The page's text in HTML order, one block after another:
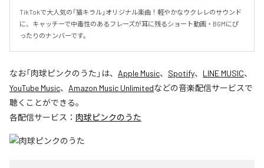
TikTokで大人気の「猫キラル」オリジナル楽曲！軽やかなウクレレのサウンド
に、キャッチーで中毒性のあるフレーズが耳に残るショート動画・BGMにぴ
ったりのナンバーです。
なお「肉球ピンクのうた 」は、 Apple Music、 Spotify、 LINE MUSIC、
YouTube Music、 Amazon Music Unlimitedなどの音楽配信サービスで
聴くことができる。
各配信サービス： 肉球ピンクのうた